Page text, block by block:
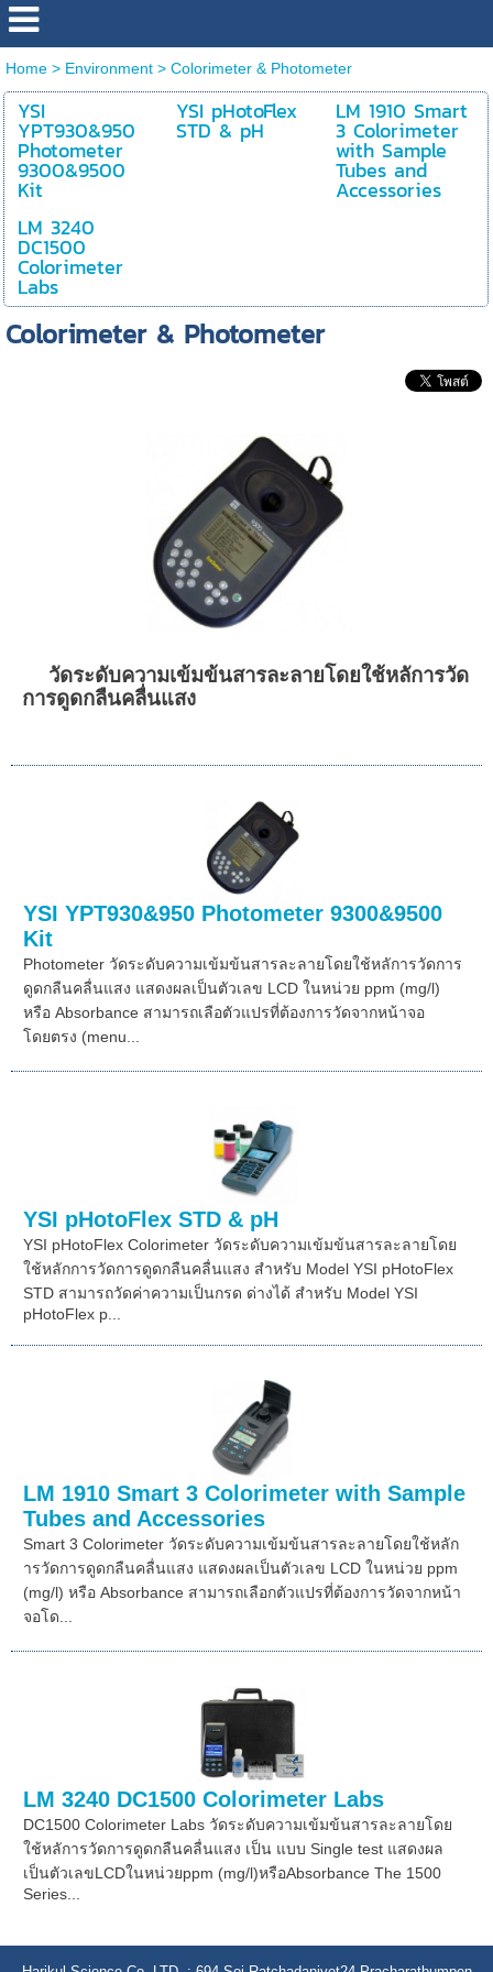
Home> Environment> Colorimeter & Photometer
YSI
YPT930&950
Photometer
9300&9500
Kit
YSI pHotoFlex
STD & pH
LM 1910 Smart
3 Colorimeter
with Sample
Tubes and
Accessories
LM 3240
DC1500
Colorimeter
Labs
Colorimeter & Photometer
วัดระดับความเข้มข้นสารละลายโดยใช้หลัการวัด
การดูดกลืนคลื่นแสง
YSI YPT930&950 Photometer 9300&9500
Kit
Photometer วัดระดับความเข้มข้นสารละลายโดยใช้หลัการวัดการ
ดูดกลืนคลื่นแสง แสดงผลเป็นตัวเลข LCD ในหน่วย ppm (mg/l)
หรือ Absorbance สามารถเลือตัวแปรที่ต้องการวัดจากหน้าจอ
โดยตรง (menu...
YSI pHotoFlex STD & pH
YSI pHotoFlex Colorimeter วัดระดับความเข้มข้นสารละลายโดย
ใช้หลักการวัดการดูดกลืนคลื่นแสง สำหรับ Model YSI pHotoFlex
STD สามารถวัดค่าความเป็นกรด ด่างได้ สำหรับ Model YSI
pHotoFlex p...
LM 1910 Smart 3 Colorimeter with Sample
Tubes and Accessories
Smart 3 Colorimeter วัดระดับความเข้มข้นสารละลายโดยใช้หลัก
ารวัดการดูดกลืนคลื่นแสง แสดงผลเป็นตัวเลข LCD ในหน่วย ppm
(mg/l) หรือ Absorbance สามารถเลือกตัวแปรที่ต้องการวัดจากหน้า
จอโด...
LM 3240 DC1500 Colorimeter Labs
DC1500 Colorimeter Labs วัดระดับความเข้มข้นสารละลายโดย
ใช้หลัการวัดการดูดกลืนคลื่นแสง เป็น แบบ Single test แสดงผล
เป็นตัวเลขLCDในหน่วยppm (mg/l)หรือAbsorbance The 1500
Series...